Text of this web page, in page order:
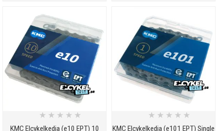
KMC Elcykelkedja (e10 EPT) 10
★ ★ ★ ★ ★
KMC Elcykelkedja (e101 EPT) Single
★ ★ ★ ★ ★